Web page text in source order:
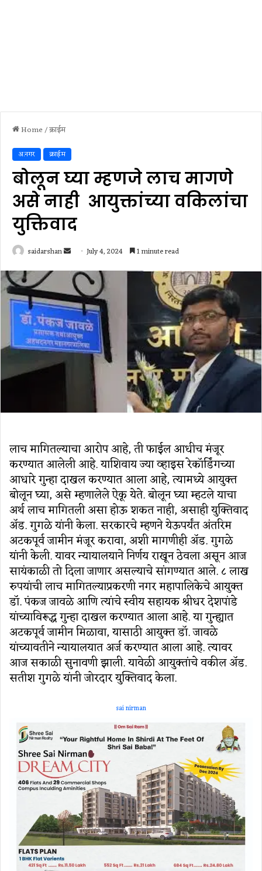
Home/क्राईम
अ.नगर क्राईम
बोलून घ्या म्हणजे लाच मागणे
असे नाही आयुक्तांच्या वकिलांचा
युक्तिवाद
saidarshan
Send
email
July 4, 2024 1 minute read
लाच मागितल्याचा आरोप आहे, ती फाईल आधीच मंजूर
करण्यात आलेली आहे. याशिवाय ज्या व्हाइस रेकॉर्डिंगच्या
आधारे गुन्हा दाखल करण्यात आला आहे, त्यामध्ये आयुक्त
बोलून घ्या, असे म्हणालेले ऐकू येते. बोलून घ्या म्हटले याचा
अर्थ लाच मागितली असा होऊ शकत नाही, असाही युक्तिवाद
अ‍ॅड. गुगळे यांनी केला. सरकारचे म्हणने येऊपर्यंत अंतरिम
अटकपूर्व जामीन मंजूर करावा, अशी मागणीही अ‍ॅड. गुगळे
यांनी केली. यावर न्यायालयाने निर्णय राखून ठेवला असून आज
सायंकाळी तो दिला जाणार असल्याचे सांगण्यात आले. ८ लाख
रुपयांची लाच मागितल्याप्रकरणी नगर महापालिकेचे आयुक्त
डॉ. पंकज जावळे आणि त्यांचे स्वीय सहायक श्रीधर देशपांडे
यांच्याविरूद्ध गुन्हा दाखल करण्यात आला आहे. या गुन्ह्यात
अटकपूर्व जामीन मिळावा, यासाठी आयुक्त डॉ. जावळे
यांच्यावतीने न्यायालयात अर्ज करण्यात आला आहे. त्यावर
आज सकाळी सुनावणी झाली. यावेळी आयुक्तांचे वकील अ‍ॅड.
सतीश गुगळे यांनी जोरदार युक्तिवाद केला.
sai nirman